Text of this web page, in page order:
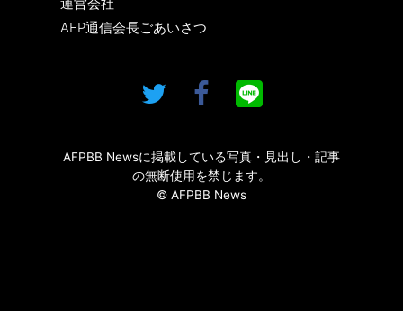
AFP通信会長ごあいさつ
AFPBB Newsに掲載している写真・見出し・記事
の無断使用を禁じます。
© AFPBB News